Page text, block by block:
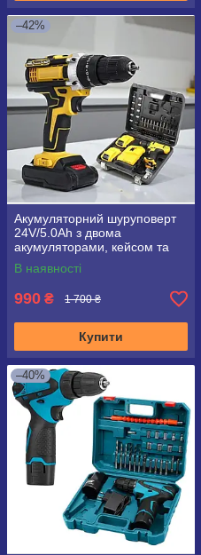
–42%
Акумуляторний шуруповерт
24V/5.0Ah з двома
акумуляторами, кейсом та
насадками
В наявності
990 ₴ 1 700 ₴
Купити
–40%